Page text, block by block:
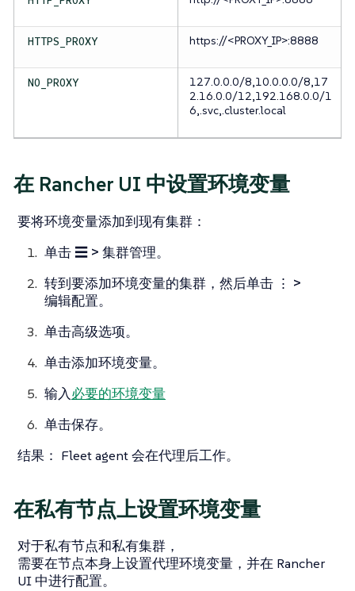
HTTPS_PROXY https://<PROXY_IP>:8888
NO_PROXY
127.0.0.0/8,10.0.0.0/8,17
2.16.0.0/12,192.168.0.0/1
6,.svc,.cluster.local
在 Rancher UI 中设置环境变量
要将环境变量添加到现有集群：
单击 ☰ > 集群管理。
转到要添加环境变量的集群，然后单击 ⋮ >
编辑配置。
单击高级选项。
单击添加环境变量。
输入必要的环境变量
单击保存。
结果： Fleet agent 会在代理后工作。
在私有节点上设置环境变量
对于私有节点和私有集群，
需要在节点本身上设置代理环境变量，并在 Rancher
UI 中进行配置。